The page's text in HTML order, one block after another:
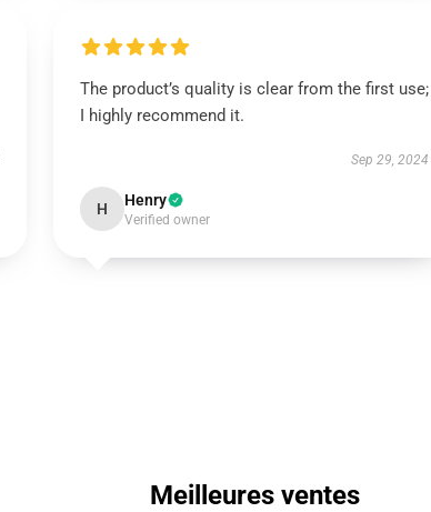
The product’s quality is clear from the first use;
I highly recommend it.
Sep 29, 2024
H Henry
Verified owner
Meilleures ventes